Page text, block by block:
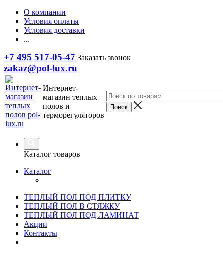
О компании
Условия оплаты
Условия доставки
...
+7 495 517-05-47 Заказать звонок
zakaz@pol-lux.ru
Интернет-
магазин теплых
полов и
терморегуляторов
Каталог товаров
Каталог
ТЕПЛЫЙ ПОЛ ПОД ПЛИТКУ
ТЕПЛЫЙ ПОЛ В СТЯЖКУ
ТЕПЛЫЙ ПОЛ ПОД ЛАМИНАТ
Акции
Контакты